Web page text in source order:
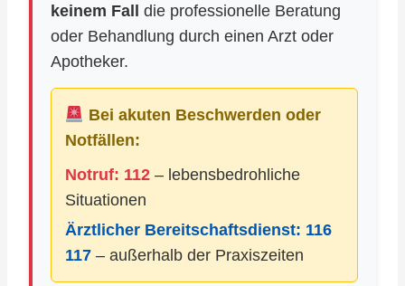
keinem Fall
die professionelle Beratung
oder Behandlung durch einen Arzt oder
Apotheker.
Bei akuten Beschwerden oder
Notfällen:
Notruf: 112 – lebensbedrohliche
Situationen
Ärztlicher Bereitschaftsdienst: 116
117 – außerhalb der Praxiszeiten